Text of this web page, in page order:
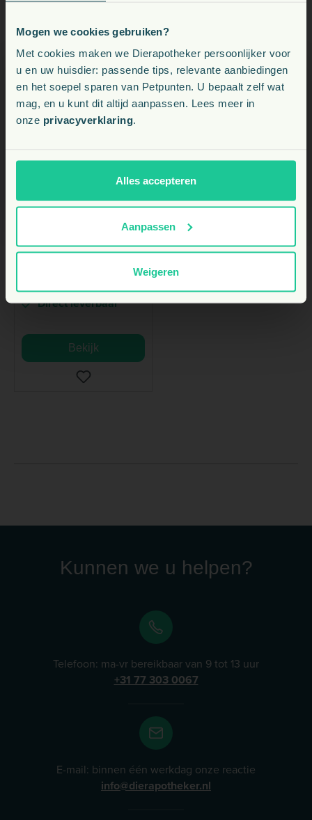
Mogen we cookies gebruiken?
Met cookies maken we Dierapotheker persoonlijker voor
u en uw huisdier: passende tips, relevante aanbiedingen
en het soepel sparen van Petpunten. U bepaalt zelf wat
mag, en u kunt dit altijd aanpassen. Lees meer in
onze privacyverklaring.
Alles accepteren
Aanpassen
Weigeren
Nightwalk Safety
Vest Dog
€5,15
Direct leverbaar
Bekijk
Kunnen we u helpen?
Telefoon: ma-vr bereikbaar van 9 tot 13 uur
+31 77 303 0067
E-mail: binnen één werkdag onze reactie
info@dierapotheker.nl
Kies uw land: